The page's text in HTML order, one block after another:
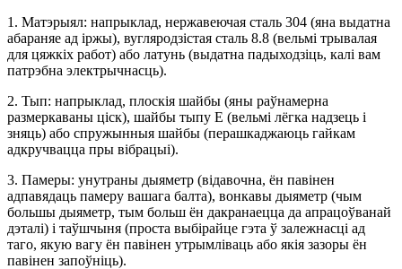
1. Матэрыял: напрыклад, нержавеючая сталь 304 (яна выдатна
абараняе ад іржы), вугляродзістая сталь 8.8 (вельмі трывалая
для цяжкіх работ) або латунь (выдатна падыходзіць, калі вам
патрэбна электрычнасць).
2. Тып: напрыклад, плоскія шайбы (яны раўнамерна
размеркаваны ціск), шайбы тыпу E (вельмі лёгка надзець і
зняць) або спружынныя шайбы (перашкаджаюць гайкам
адкручвацца пры вібрацыі).
3. Памеры: унутраны дыяметр (відавочна, ён павінен
адпавядаць памеру вашага балта), вонкавы дыяметр (чым
большы дыяметр, тым больш ён дакранаецца да апрацоўванай
дэталі) і таўшчыня (проста выбірайце гэта ў залежнасці ад
таго, якую вагу ён павінен утрымліваць або якія зазоры ён
павінен запоўніць).